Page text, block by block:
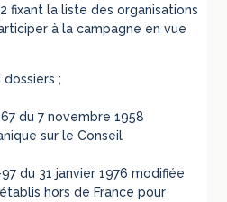
fixant la liste des organisations
à la campagne en vue
;
du 7 novembre 1958
sur le Conseil
du 31 janvier 1976 modifiée
hors de France pour